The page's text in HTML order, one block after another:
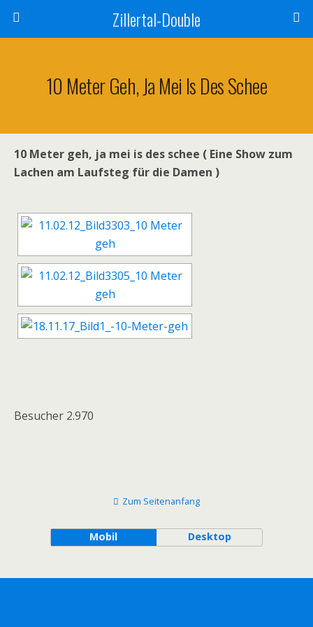
Zillertal-Double
10 Meter Geh, Ja Mei Is Des Schee
10 Meter geh, ja mei is des schee ( Eine Show zum
Lachen am Laufsteg für die Damen )
Besucher 2.970
Zum Seitenanfang
Mobil Desktop